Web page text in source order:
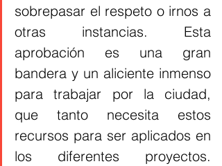
sobrepasar el respeto o irnos a
otras instancias. Esta
aprobación es una gran
bandera y un aliciente inmenso
para trabajar por la ciudad,
que tanto necesita estos
recursos para ser aplicados en
los diferentes proyectos.